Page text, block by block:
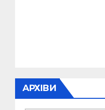
АРХІВИ